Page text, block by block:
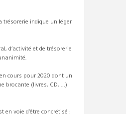
trésorerie indique un léger
d’activité et de trésorerie
cours pour 2020 dont un
brocante (livres, CD, …)
en voie d’être concrétisé :